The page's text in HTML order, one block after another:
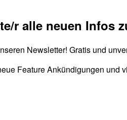
r alle neuen Infos
Newsletter! Gratis und
Feature Ankündigungen und